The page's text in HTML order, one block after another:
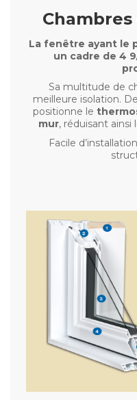
La fenêtre ayant le
un cadre de 4
Sa multitude de
meilleure isolation.
positionne le
mur, réduisant ainsi
Facile